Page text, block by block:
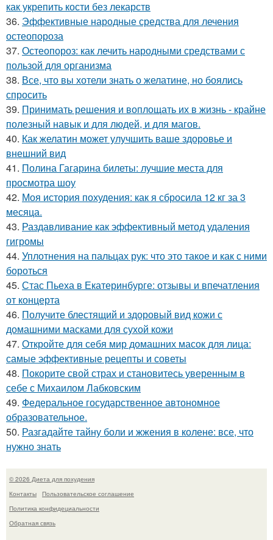
как укрепить кости без лекарств
36. Эффективные народные средства для лечения
остеопороза
37. Остеопороз: как лечить народными средствами с
пользой для организма
38. Все, что вы хотели знать о желатине, но боялись
спросить
39. Принимать решения и воплощать их в жизнь - крайне
полезный навык и для людей, и для магов.
40. Как желатин может улучшить ваше здоровье и
внешний вид
41. Полина Гагарина билеты: лучшие места для
просмотра шоу
42. Моя история похудения: как я сбросила 12 кг за 3
месяца.
43. Раздавливание как эффективный метод удаления
гигромы
44. Уплотнения на пальцах рук: что это такое и как с ними
бороться
45. Стас Пьеха в Екатеринбурге: отзывы и впечатления
от концерта
46. Получите блестящий и здоровый вид кожи с
домашними масками для сухой кожи
47. Откройте для себя мир домашних масок для лица:
самые эффективные рецепты и советы
48. Покорите свой страх и становитесь уверенным в
себе с Михаилом Лабковским
49. Федеральное государственное автономное
образовательное.
50. Разгадайте тайну боли и жжения в колене: все, что
нужно знать
© 2026 Диета для похудения
Контакты
Пользовательское соглашение
Политика конфидециальности
Обратная связь